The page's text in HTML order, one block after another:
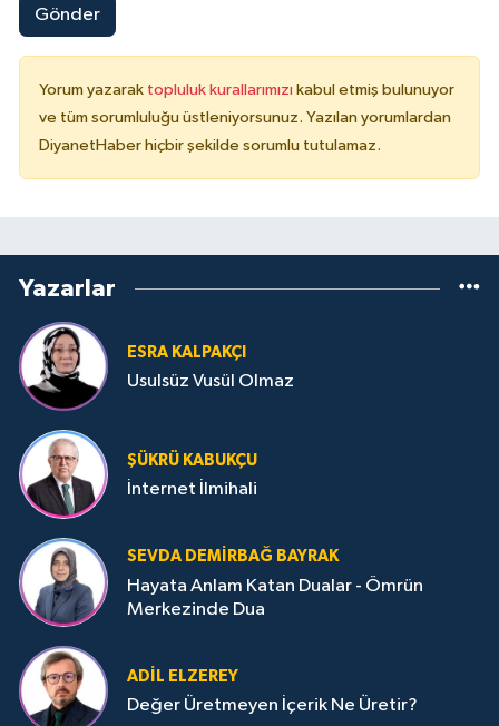
Gönder
Yorum yazarak topluluk kurallarımızı kabul etmiş bulunuyor
ve tüm sorumluluğu üstleniyorsunuz. Yazılan yorumlardan
DiyanetHaber hiçbir şekilde sorumlu tutulamaz.
Yazarlar
ESRA KALPAKÇI
Usulsüz Vusül Olmaz
ŞÜKRÜ KABUKÇU
İnternet İlmihali
SEVDA DEMIRBAĞ BAYRAK
Hayata Anlam Katan Dualar - Ömrün
Merkezinde Dua
ADIL ELZEREY
Değer Üretmeyen İçerik Ne Üretir?
Van Müftülüğü